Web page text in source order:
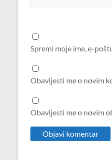
Spremi moje ime, e-
Obavijesti me o novim
Obavijesti me o novim